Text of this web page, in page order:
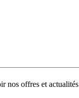
nos offres et actualités